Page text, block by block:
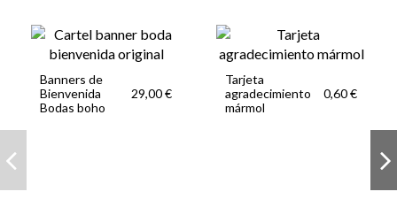
Banners de
Bienvenida
Bodas boho
29,00 €
Tarjeta
agradecimiento
mármol
0,60 €